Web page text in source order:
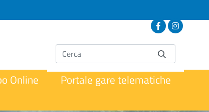
Online
Portale gare telematiche